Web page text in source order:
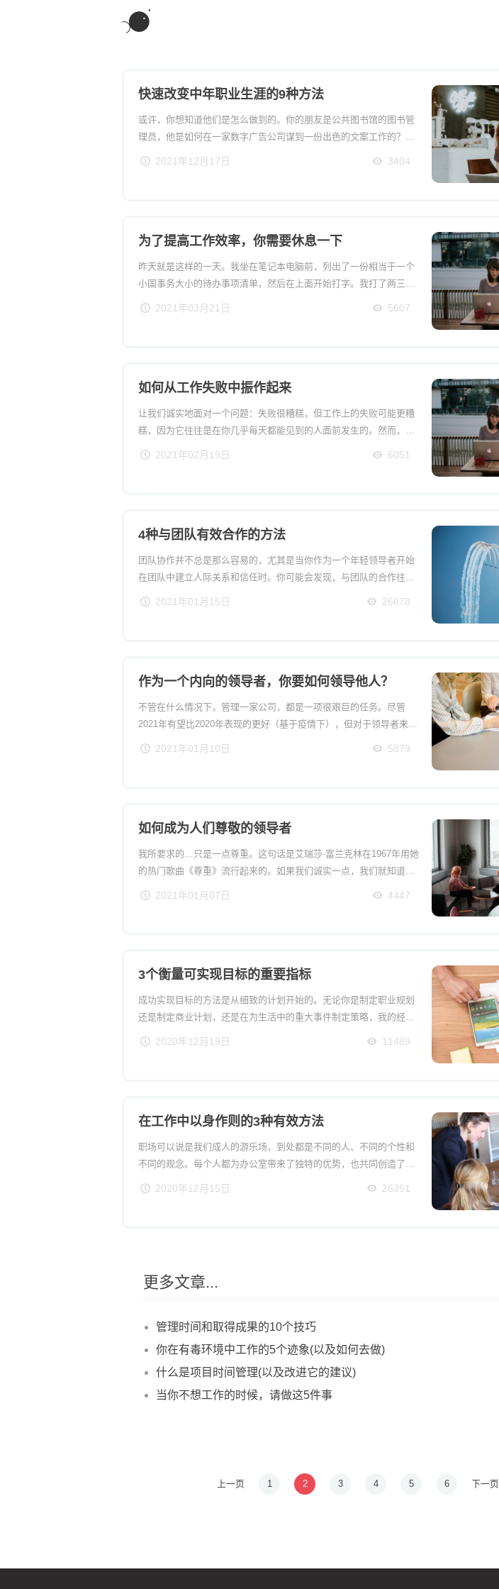
快速改变中年职业生涯的9种方法
或许，你想知道他们是怎么做到的。你的朋友是公共图书馆的图书管
理员，他是如何在一家数字广告公司谋到一份出色的文案工作的？你
认识的那个电视制片人是怎么成为一个在线育儿杂志出版商的？你在
2021年12月17日 3404
为了提高工作效率，你需要休息一下
昨天就是这样的一天。我坐在笔记本电脑前，列出了一份相当于一个
小国事务大小的待办事项清单，然后在上面开始打字。我打了两三个
2021年03月21日 5607
如何从工作失败中振作起来
让我们诚实地面对一个问题：失败很糟糕，但工作上的失败可能更糟
糕，因为它往往是在你几乎每天都能见到的人面前发生的。然而，对
2021年02月19日 6051
4种与团队有效合作的方法
团队协作并不总是那么容易的，尤其是当你作为一个年轻领导者开始
在团队中建立人际关系和信任时。你可能会发现，与团队的合作往往
2021年01月15日 26678
作为一个内向的领导者，你要如何领导他人？
不管在什么情况下，管理一家公司，都是一项很艰巨的任务。尽管
2021年有望比2020年表现的更好（基于疫情下），但对于领导者来
2021年01月10日 5879
如何成为人们尊敬的领导者
我所要求的…只是一点尊重。这句话是艾瑞莎·富兰克林在1967年用她
的热门歌曲《尊重》流行起来的。如果我们诚实一点，我们就知道那
2021年01月07日 4447
3个衡量可实现目标的重要指标
成功实现目标的方法是从细致的计划开始的。无论你是制定职业规划
还是制定商业计划，还是在为生活中的重大事件制定策略，我的经验
告诉我，你其实和营销人员没有什么不同！
2020年12月19日 11489
在工作中以身作则的3种有效方法
职场可以说是我们成人的游乐场，到处都是不同的人、不同的个性和
不同的观念。每个人都为办公室带来了独特的优势，也共同创造了一
系列有益于公司的多样化技能。这时，为了让大家团结起来，领导者
2020年12月15日 26351
更多文章...
管理时间和取得成果的10个技巧
你在有毒环境中工作的5个迹象(以及如何去做)
什么是项目时间管理(以及改进它的建议)
当你不想工作的时候，请做这5件事
上一页 1 2 3 4 5 6 下一页